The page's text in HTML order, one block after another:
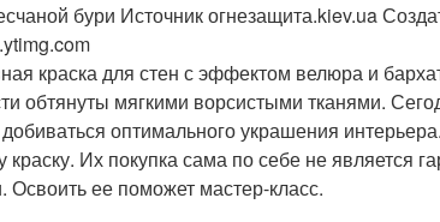
бури Источник огнезащита.kiev.ua
краска для стен с эффектом велюра и
обтянуты мягкими ворсистыми тканями.
добиваться оптимального украшения
Их покупка сама по себе не является
Освоить ее поможет мастер-класс.